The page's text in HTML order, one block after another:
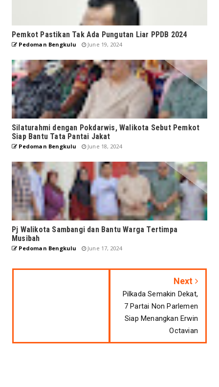
Pemkot Pastikan Tak Ada Pungutan Liar PPDB 2024
Pedoman Bengkulu June 19, 2024
Silaturahmi dengan Pokdarwis, Walikota Sebut Pemkot
Siap Bantu Tata Pantai Jakat
Pedoman Bengkulu June 18, 2024
Pj Walikota Sambangi dan Bantu Warga Tertimpa
Musibah
Pedoman Bengkulu June 17, 2024
Next
Pilkada Semakin Dekat,
7 Partai Non Parlemen
Siap Menangkan Erwin
Octavian